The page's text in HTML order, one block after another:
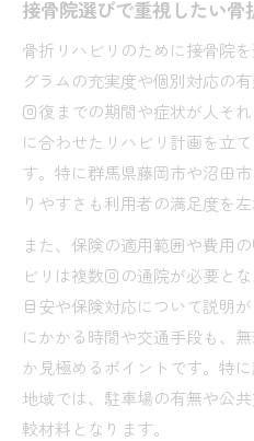
接骨院初診から骨
問診票記入から施
リハビリ計画の立
治療内容や通院頻
接骨院で受ける骨
骨折リハビリに適した
骨折リハビリ専門
ネット検索と口コ
予約優先や夜間対
接骨院選びで参考
自分に合った接骨
接骨院選びで重視したい骨
骨折リハビリのために接骨院
グラムの充実度や個別対応の
回復までの期間や症状が人そ
に合わせたリハビリ計画を立
す。特に群馬県藤岡市や沼田
りやすさも利用者の満足度を
また、保険の適用範囲や費用
ビリは複数回の通院が必要と
目安や保険対応について説明
にかかる時間や交通手段も、
か見極めるポイントです。特
地域では、駐車場の有無や公
較材料となります。